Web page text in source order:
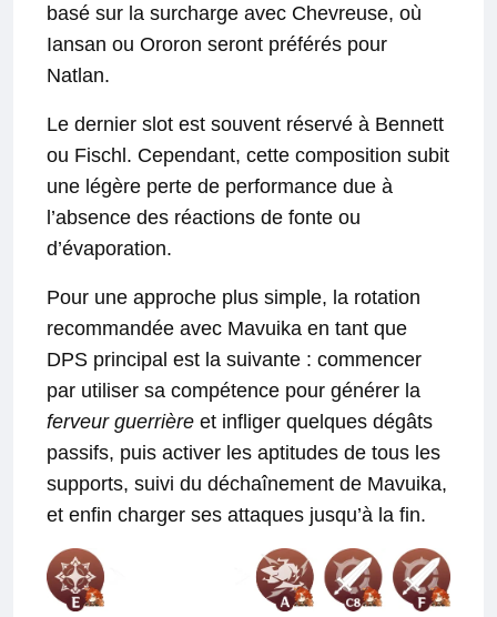
basé sur la surcharge avec Chevreuse, où
Iansan ou Ororon seront préférés pour
Natlan.
Le dernier slot est souvent réservé à Bennett
ou Fischl. Cependant, cette composition subit
une légère perte de performance due à
l’absence des réactions de fonte ou
d’évaporation.
Pour une approche plus simple, la rotation
recommandée avec Mavuika en tant que
DPS principal est la suivante : commencer
par utiliser sa compétence pour générer la
ferveur guerrière et infliger quelques dégâts
passifs, puis activer les aptitudes de tous les
supports, suivi du déchaînement de Mavuika,
et enfin charger ses attaques jusqu’à la fin.